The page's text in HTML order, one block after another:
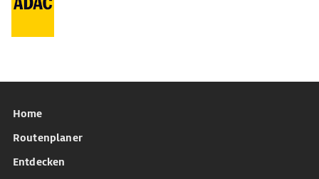
Home
Routenplaner
Entdecken